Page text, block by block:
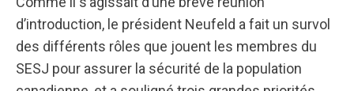
d’introduction, le président Neufeld a fait un survol
des différents rôles que jouent les membres du
SESJ pour assurer la sécurité de la population